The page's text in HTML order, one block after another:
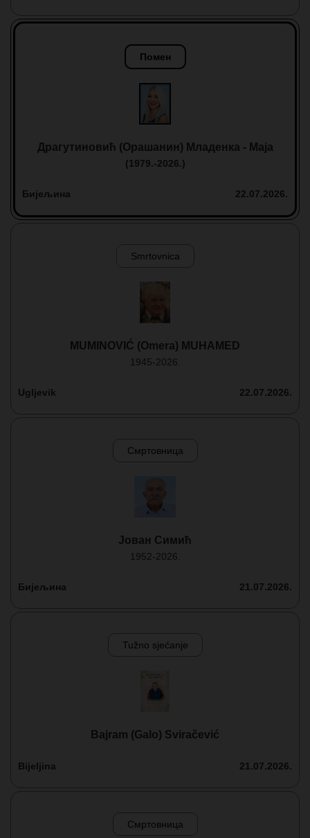
Помен
Драгутиновић (Орашанин) Младенка - Маја
(1979.-2026.)
Бијељина 22.07.2026.
Smrtovnica
MUMINOVIĆ (Omera) MUHAMED
1945-2026.
Ugljevik 22.07.2026.
Смртовница
Јован Симић
1952-2026.
Бијељина 21.07.2026.
Tužno sjećanje
Bajram (Galo) Sviračević
Bijeljina 21.07.2026.
Смртовница